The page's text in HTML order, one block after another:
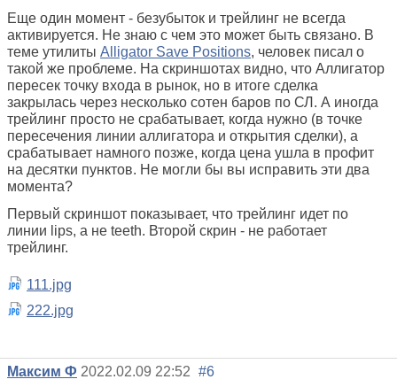
Еще один момент - безубыток и трейлинг не всегда
активируется. Не знаю с чем это может быть связано. В
теме утилиты Alligator Save Positions, человек писал о
такой же проблеме. На скриншотах видно, что Аллигатор
пересек точку входа в рынок, но в итоге сделка
закрылась через несколько сотен баров по СЛ. А иногда
трейлинг просто не срабатывает, когда нужно (в точке
пересечения линии аллигатора и открытия сделки), а
срабатывает намного позже, когда цена ушла в профит
на десятки пунктов. Не могли бы вы исправить эти два
момента?
Первый скриншот показывает, что трейлинг идет по
линии lips, а не teeth. Второй скрин - не работает
трейлинг.
111.jpg
222.jpg
Максим Ф 2022.02.09 22:52 #6